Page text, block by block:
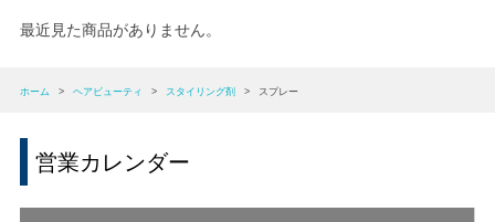
最近見た商品がありません。
ホーム > ヘアビューティ > スタイリング剤 > スプレー
営業カレンダー